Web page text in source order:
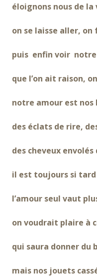
éloignons nous de
on se laisse aller,
puis enfin voir notre
que l’on ait raison,
notre amour est nos
des éclats de rire,
des cheveux
il est toujours si tard
l’amour seul vaut
on voudrait plaire à
qui saura donner du
mais nos jouets